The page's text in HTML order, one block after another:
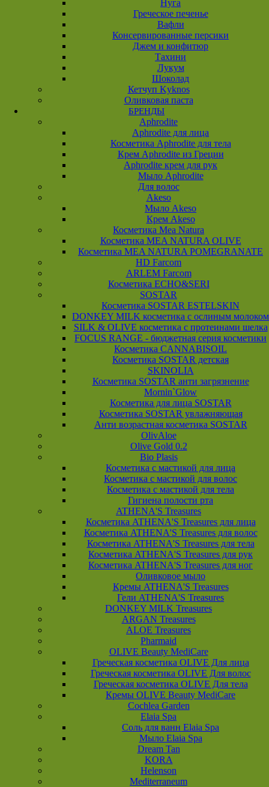
Нуга
Греческое печенье
Вафли
Консервированные персики
Джем и конфитюр
Тахини
Лукум
Шоколад
Кетчуп Kyknos
Оливковая паста
БРЕНДЫ
Aphrodite
Aphrodite для лица
Косметика Aphrodite для тела
Крем Aphrodite из Греции
Aphrodite крем для рук
Мыло Aphrodite
Для волос
Akeso
Мыло Akeso
Крем Akeso
Косметика Mea Natura
Косметика MEA NATURA OLIVE
Косметика MEA NATURA POMEGRANATE
HD Farcom
ARLEM Farcom
Косметика ECHO&SERI
SOSTAR
Косметика SOSTAR ESTELSKIN
DONKEY MILK косметика с ослиным молоком
SILK & OLIVE косметика с протеинами шелка
FOCUS RANGE - бюджетная серия косметики
Косметика CANNABISOIL
Косметика SOSTAR детская
SKINOLIA
Косметика SOSTAR анти загрязнение
Mornin`Glow
Косметика для лица SOSTAR
Косметика SOSTAR увлажняющая
Анти возрастная косметика SOSTAR
OlivAloe
Olive Gold 0.2
Bio Plasis
Косметика с мастикой для лица
Косметика с мастикой для волос
Косметика с мастикой для тела
Гигиена полости рта
ATHENA'S Treasures
Косметика ATHENA'S Treasures для лица
Косметика ATHENA'S Treasures для волос
Косметика ATHENA'S Treasures для тела
Косметика ATHENA'S Treasures для рук
Косметика ATHENA'S Treasures для ног
Оливковое мыло
Кремы ATHENA'S Treasures
Гели ATHENA'S Treasures
DONKEY MILK Treasures
ARGAN Treasures
ALOE Treasures
Pharmaid
OLIVE Beauty MediCare
Греческая косметика OLIVE Для лица
Греческая косметика OLIVE Для волос
Греческая косметика OLIVE Для тела
Кремы OLIVE Beauty MediCare
Cochlea Garden
Elaia Spa
Соль для ванн Elaia Spa
Мыло Elaia Spa
Dream Tan
KORA
Helenson
Mediterraneum